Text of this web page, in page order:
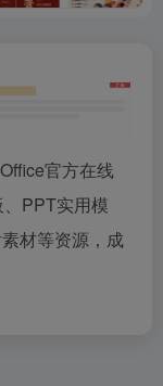
官方在线
PPT实用模
材等资源，成